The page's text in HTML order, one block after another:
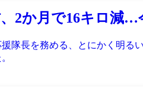
2か月で16キロ減…
隊長を務める、とにかく明る